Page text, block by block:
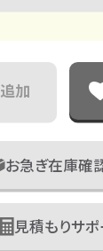
加
お急ぎ在庫確
見積もりサポ